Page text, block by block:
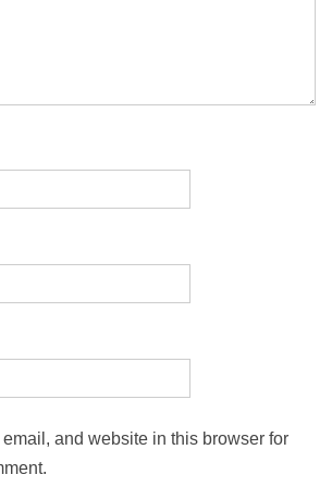
and website in this browser for